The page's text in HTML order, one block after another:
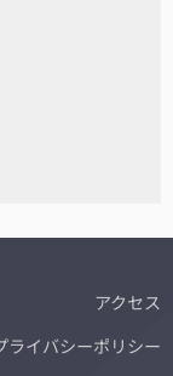
アクセス
ライバシーポリシー